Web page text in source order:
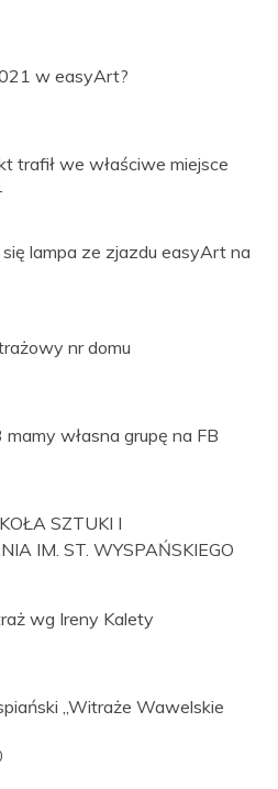
w easyArt?
trafił we właściwe miejsce
lampa ze zjazdu easyArt na
nr domu
własna grupę na FB
SZTUKI I
IM. ST. WYSPAŃSKIEGO
wg Ireny Kalety
„Witraże Wawelskie